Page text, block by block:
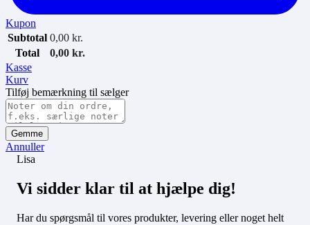
Kupon
Subtotal 0,00 kr.
Total
0,00 kr.
Kasse
Kurv
Tilføj bemærkning til sælger
Gemme
Annuller
Lisa
Vi sidder klar til at hjælpe dig!
Har du spørgsmål til vores produkter, levering eller noget helt